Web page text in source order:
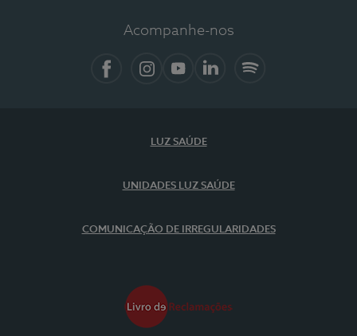
Acompanhe-nos
LUZ SAÚDE
UNIDADES LUZ SAÚDE
COMUNICAÇÃO DE IRREGULARIDADES